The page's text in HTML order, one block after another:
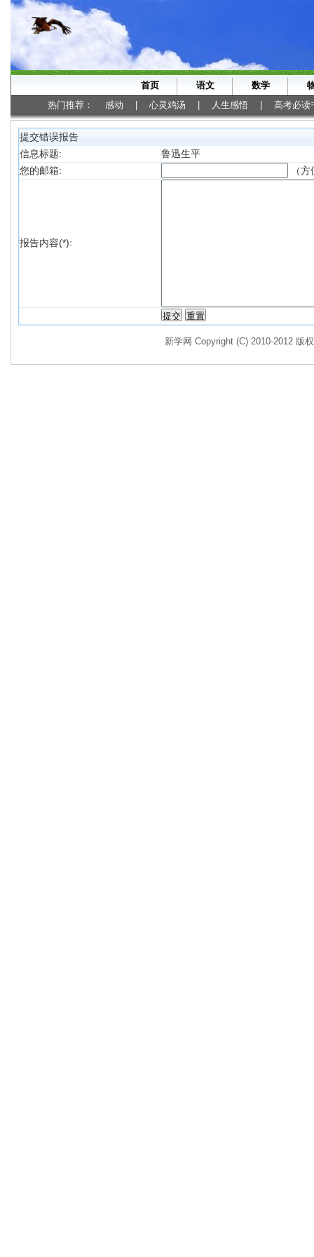
首页 语文 数学
热门推荐： 感动 心灵鸡汤 人生感悟 高考必读
提交错误报告
信息标题:
鲁迅生平
您的邮箱:
（
报告内容(*):
新学网 Copyright (C) 2010-2012 版